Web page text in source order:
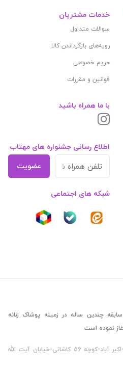
خدمات مشتریان
سوالات متداول
رویه‌های بازگرداندن کالا
حریم خصوصی
قوانین و مقررات
با ما همراه باشید
اطلاع رسانی جشنواره های مهتاب
عضویت
شبکه های اجتماعی
چندین ساله در زمینه پوشاک زنانه
تلفن : 03536243291 | آدرس :یزد-اکبر آباد-کوچه 56 کاشانی-خیابان آیت الله